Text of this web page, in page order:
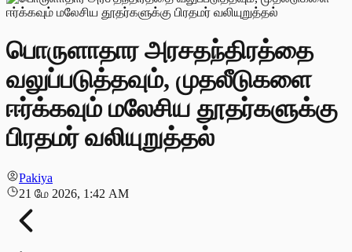
பொருளாதார அரசதந்திரத்தை
வலுப்படுத்தவும், முதலீடுகளை
ஈர்க்கவும் மலேசிய தூதர்களுக்கு
பிரதமர் வலியுறுத்தல்
Pakiya
21 மே 2026, 1:42 AM